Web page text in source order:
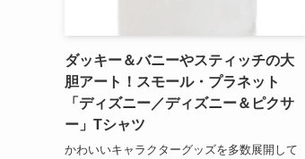
ダッキー＆バニーやスティッチの大
胆アート！スモール・プラネット
「ディズニー／ディズニー＆ピクサ
ー」Tシャツ
かわいいキャラクターグッズを多数展開して